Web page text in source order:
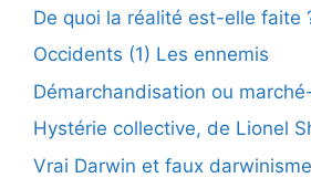
De quoi la réalité est-elle faite
Occidents (1) Les ennemis
Démarchandisation ou
Hystérie collective, de Lionel
Vrai Darwin et faux darwinisme